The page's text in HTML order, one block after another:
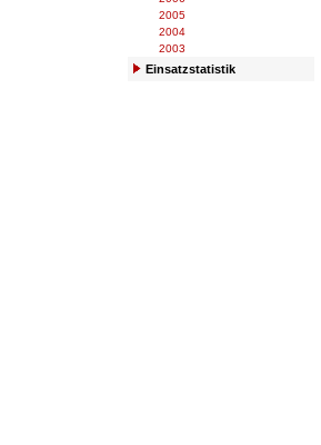
2005
2004
2003
Einsatzstatistik